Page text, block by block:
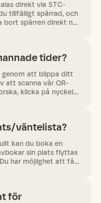
direkt via STC-
tillfälligt spärrad, och
bort spärren direkt när
tider?
genom att blippa ditt
att scanna vår QR-
klicka på nyckeln,
väntelista?
kan du boka en
sin plats flyttas
har möjlighet att få
för